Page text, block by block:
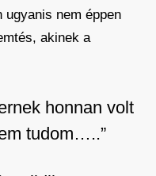
ugyanis nem éppen
akinek a
honnan volt
tudom…..”